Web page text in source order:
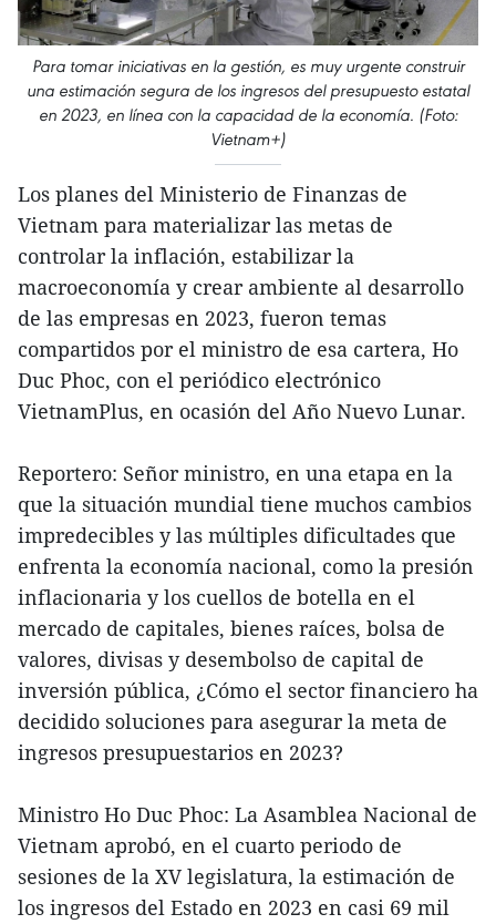
Para tomar iniciativas en la gestión, es muy urgente construir
una estimación segura de los ingresos del presupuesto estatal
en 2023, en línea con la capacidad de la economía. (Foto:
Vietnam+)
Los planes del Ministerio de Finanzas de
Vietnam para materializar las metas de
controlar la inflación, estabilizar la
macroeconomía y crear ambiente al desarrollo
de las empresas en 2023, fueron temas
compartidos por el ministro de esa cartera, Ho
Duc Phoc, con el periódico electrónico
VietnamPlus, en ocasión del Año Nuevo Lunar.
Reportero: Señor ministro, en una etapa en la
que la situación mundial tiene muchos cambios
impredecibles y las múltiples dificultades que
enfrenta la economía nacional, como la presión
inflacionaria y los cuellos de botella en el
mercado de capitales, bienes raíces, bolsa de
valores, divisas y desembolso de capital de
inversión pública, ¿Cómo el sector financiero ha
decidido soluciones para asegurar la meta de
ingresos presupuestarios en 2023?
Ministro Ho Duc Phoc: La Asamblea Nacional de
Vietnam aprobó, en el cuarto periodo de
sesiones de la XV legislatura, la estimación de
los ingresos del Estado en 2023 en casi 69 mil